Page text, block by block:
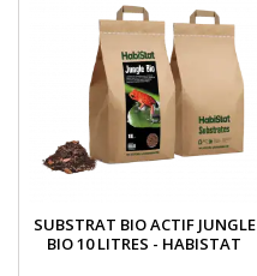
SUBSTRAT BIO ACTIF JUNGLE
BIO 10 LITRES - HABISTAT